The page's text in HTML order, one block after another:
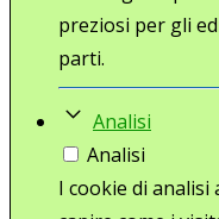
preziosi per gli
parti.
Analisi
Analisi
I cookie di